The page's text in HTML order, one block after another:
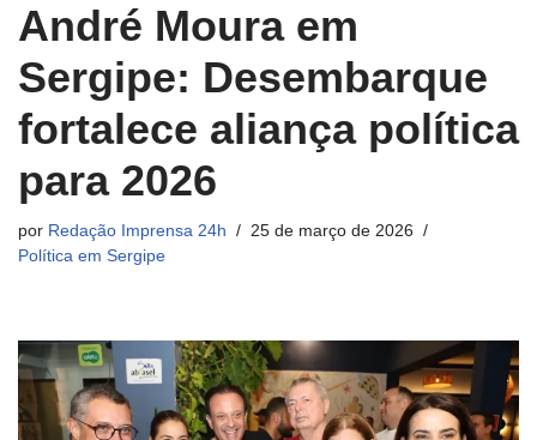
André Moura em
Sergipe: Desembarque
fortalece aliança política
para 2026
por Redação Imprensa 24h
25 de março de 2026
Política em Sergipe